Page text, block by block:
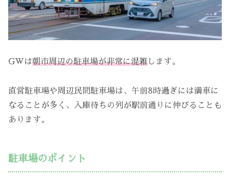
GWは朝市周辺の駐車場が非常に混雑 します。
直営駐車場や周辺民間駐車場は、午前8時過ぎには満車に
なることが多く、入庫待ちの列が駅前通りに伸びることも
あります。
駐車場のポイント